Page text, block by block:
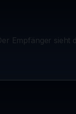
Empfänger sieht